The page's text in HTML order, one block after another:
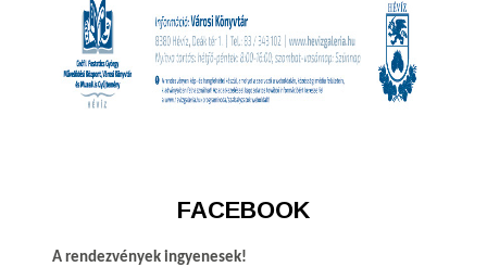
FACEBOOK
A rendezvények ingyenesek!